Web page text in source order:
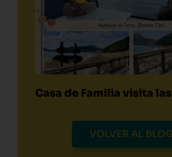
Casa de Familia visita
VOLVER AL